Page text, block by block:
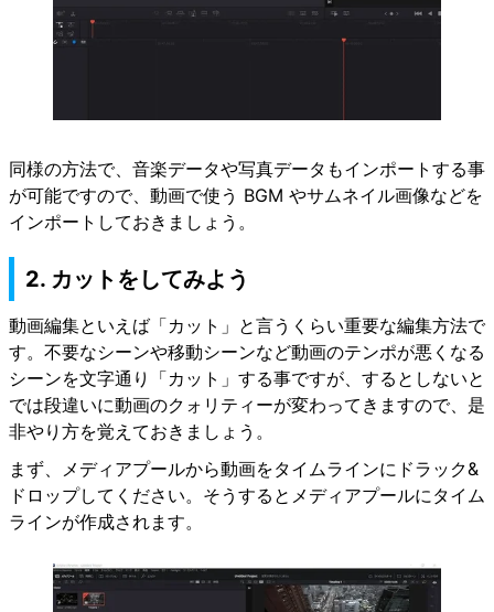
同様の方法で、音楽データや写真データもインポートする事
が可能ですので、動画で使う BGM やサムネイル画像などを
インポートしておきましょう。
2. カットをしてみよう
動画編集といえば「カット」と言うくらい重要な編集方法で
す。不要なシーンや移動シーンなど動画のテンポが悪くなる
シーンを文字通り「カット」する事ですが、するとしないと
では段違いに動画のクォリティーが変わってきますので、是
非やり方を覚えておきましょう。
まず、メディアプールから動画をタイムラインにドラック&
ドロップしてください。そうするとメディアプールにタイム
ラインが作成されます。